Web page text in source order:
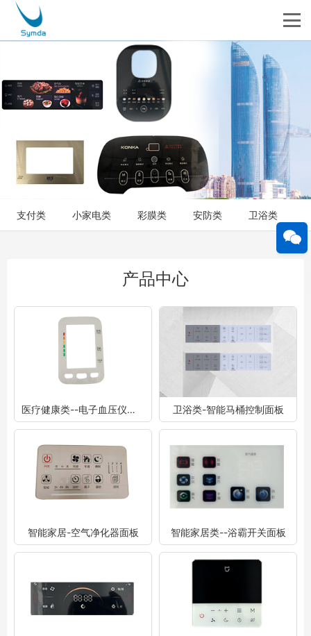
支付类 小家电类 彩膜类 安防类 卫浴类
产品中心
医疗健康类--电子血压仪面板 卫浴类-智能马桶控制面板
智能家居-空气净化器面板 智能家居类--浴霸开关面板